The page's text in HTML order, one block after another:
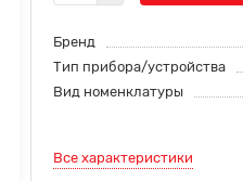
Бренд
Тип прибора/устройства
Вид номенклатуры
Все характеристики